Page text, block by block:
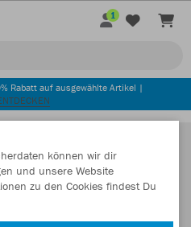
1
Rabatt auf ausgewählte Artikel |
können wir dir
und unsere Website
zu den Cookies findest Du